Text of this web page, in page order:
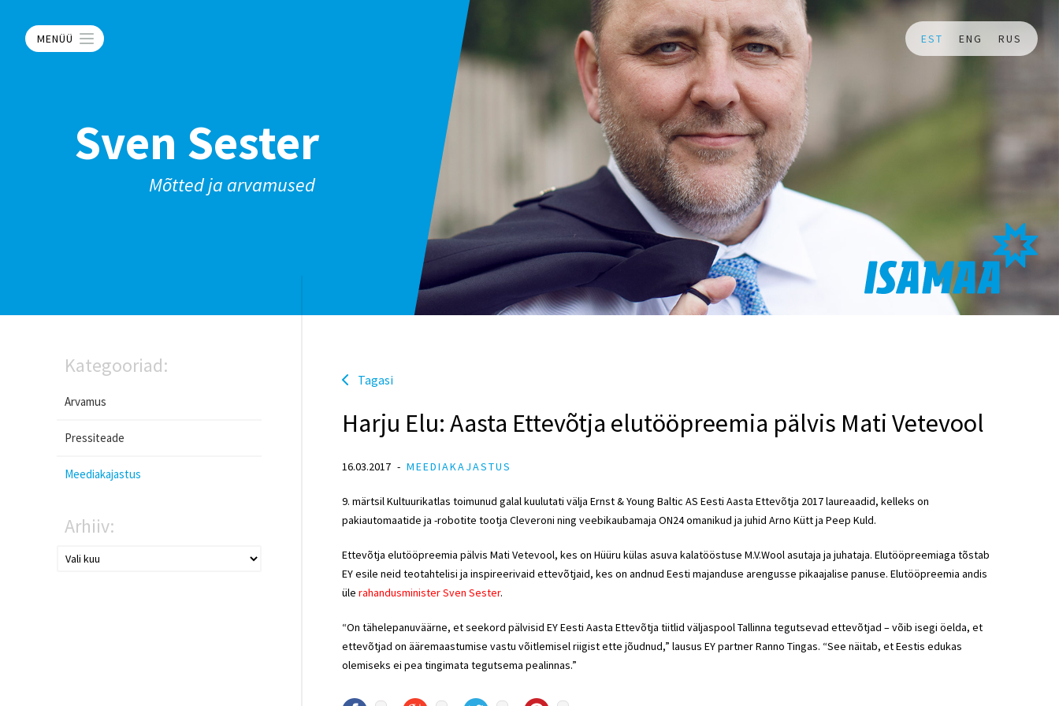
MENÜÜ EST ENG RUS
Sven Sester
Mõtted ja arvamused
Kategooriad:
Arvamus
Pressiteade
Meediakajastus
Arhiiv:
Tagasi
Harju Elu: Aasta Ettevõtja elutööpreemia pälvis Mati Vetevool
16.03.2017 MEEDIAKAJASTUS
9. märtsil Kultuurikatlas toimunud galal kuulutati välja Ernst & Young Baltic AS Eesti Aasta Ettevõtja 2017 laureaadid, kelleks on
pakiautomaatide ja -robotite tootja Cleveroni ning veebikaubamaja ON24 omanikud ja juhid Arno Kütt ja Peep Kuld.
Ettevõtja elutööpreemia pälvis Mati Vetevool, kes on Hüüru külas asuva kalatööstuse M.V.Wool asutaja ja juhataja. Elutööpreemiaga tõstab
EY esile neid teotahtelisi ja inspireerivaid ettevõtjaid, kes on andnud Eesti majanduse arengusse pikaajalise panuse. Elutööpreemia andis
üle rahandusminister Sven Sester.
“On tähelepanuväärne, et seekord pälvisid EY Eesti Aasta Ettevõtja tiitlid väljaspool Tallinna tegutsevad ettevõtjad – võib isegi öelda, et
ettevõtjad on ääremaastumise vastu võitlemisel riigist ette jõudnud,” lausus EY partner Ranno Tingas. “See näitab, et Eestis edukas
olemiseks ei pea tingimata tegutsema pealinnas.”